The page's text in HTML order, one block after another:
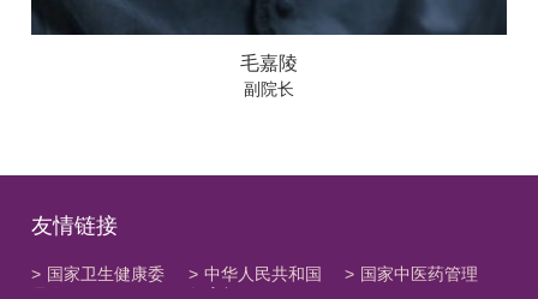
毛嘉陵
副院长
友情链接
> 国家卫生健康委
> 中华人民共和国
> 国家中医药管理